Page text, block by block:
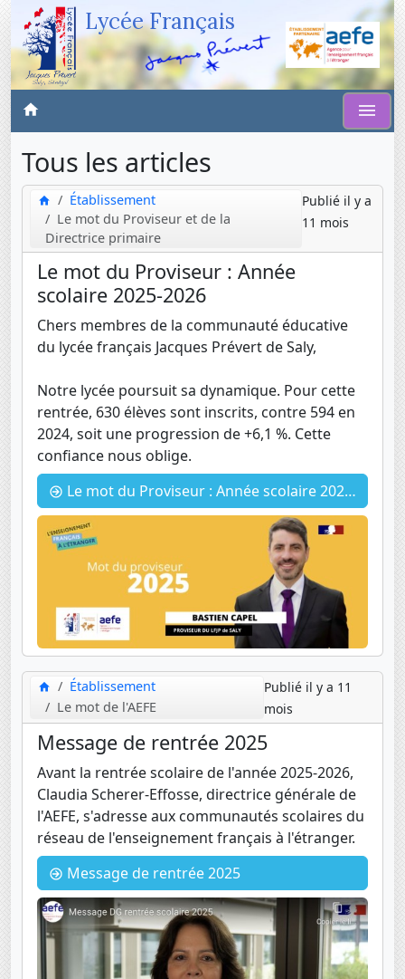
Lycée Français
Tous les articles
Établissement
Le mot du Proviseur et de la
Directrice primaire
Publié il y a
11 mois
Le mot du Proviseur : Année
scolaire 2025-2026
Chers membres de la communauté éducative
du lycée français Jacques Prévert de Saly,
Notre lycée poursuit sa dynamique. Pour cette
rentrée, 630 élèves sont inscrits, contre 594 en
2024, soit une progression de +6,1 %. Cette
confiance nous oblige.
Le mot du Proviseur : Année scolaire 2025-2026
Établissement
Le mot de l'AEFE
Publié il y a 11
mois
Message de rentrée 2025
Avant la rentrée scolaire de l'année 2025-2026,
Claudia Scherer-Effosse, directrice générale de
l'AEFE, s'adresse aux communautés scolaires du
réseau de l'enseignement français à l'étranger.
Message de rentrée 2025